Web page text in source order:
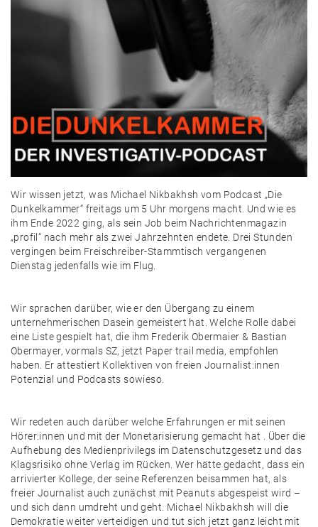
Wir wissen jetzt, was Michael Nikbakhsh vom Podcast „Die
Dunkelkammer“ freitags um 5 Uhr morgens macht. Und wie es
ihm Ende 2022 ging, als sein Job beim Nachrichtenmagazin
„profil“ nach mehr als zwei Jahrzehnten endete. Drei Stunden
vergingen beim Freischreiber-Stammtisch vergangenen
Dienstag jedenfalls wie im Flug.
Wir sprachen darüber, wie er den Übergang zu einem
unternehmerischen Dasein gemeistert hat. Welche Rolle dabei
eine Liste gespielt hat, die ihm Frederik Obermaier & Bastian
Obermayer, vormals SZ, jetzt Paper trail media, empfohlen
haben. Er attestiert Kollektiven von freien Journalist:innen
Potenzial und Podcasts sowieso.
Wir redeten auch darüber welche Erfahrungen er mit seinen
Hörer:innen und mit der Monetarisierung gemacht hat . Über die
Aufhebung des Medienprivilegs im Datenschutzgesetz und das
Klagsrisiko ohne Verlag im Rücken. Wer hätte gedacht, dass ein
arrivierter Kollege, der seine Referenzen beisammen hat, als
freier Journalist auch zunächst mit Peanuts abgespeist wird –
und sich dann umdreht und geht. Michael Nikbakhsh will die
Demokratie weiter verteidigen und tut sich jetzt ganz leicht mit